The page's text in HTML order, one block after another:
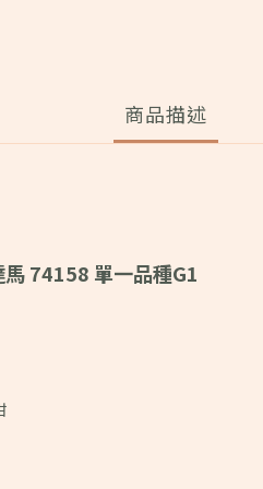
商品描述
74158 單一品種G1